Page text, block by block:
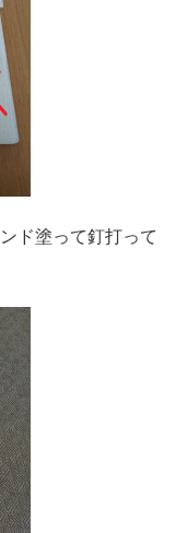
ド塗って釘打って